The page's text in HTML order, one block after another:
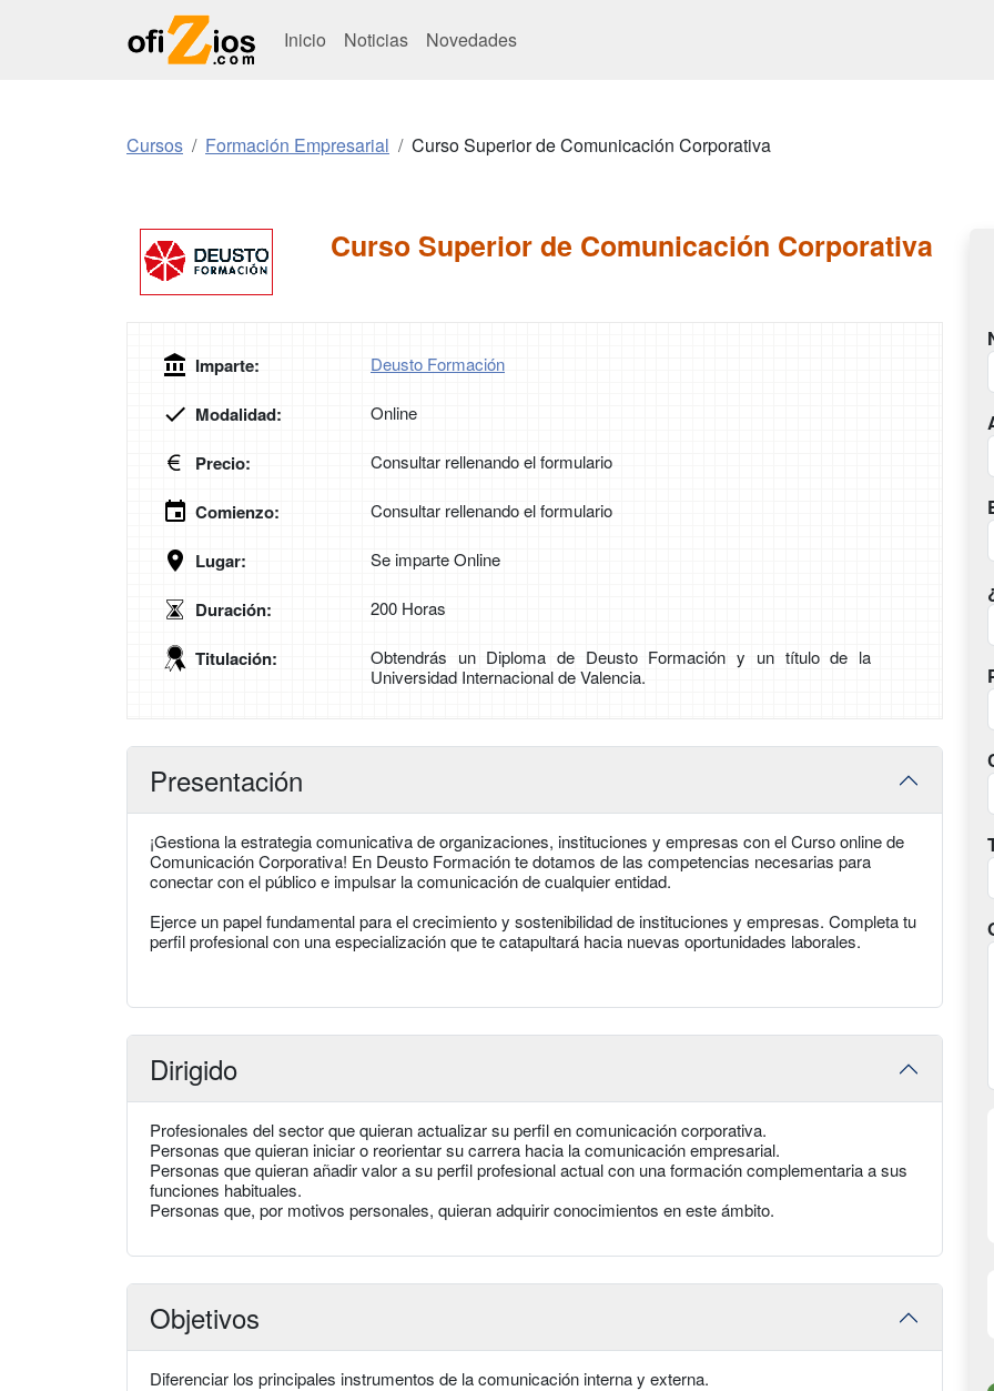
Inicio Noticias Novedades
Cursos Formación Empresarial Curso Superior de Comunicación Corporativa
Curso Superior de Comunicación Corporativa
Imparte: Deusto Formación
Modalidad: Online
Precio: Consultar rellenando el formulario
Comienzo: Consultar rellenando el formulario
Lugar: Se imparte Online
Duración: 200 Horas
Titulación:
Obtendrás un Diploma de Deusto Formación y un título de la
Universidad Internacional de Valencia.
Presentación
¡Gestiona la estrategia comunicativa de organizaciones, instituciones y empresas con el Curso online de
Comunicación Corporativa! En Deusto Formación te dotamos de las competencias necesarias para
conectar con el público e impulsar la comunicación de cualquier entidad.
Ejerce un papel fundamental para el crecimiento y sostenibilidad de instituciones y empresas. Completa tu
perfil profesional con una especialización que te catapultará hacia nuevas oportunidades laborales.
Dirigido
Profesionales del sector que quieran actualizar su perfil en comunicación corporativa.
Personas que quieran iniciar o reorientar su carrera hacia la comunicación empresarial.
Personas que quieran añadir valor a su perfil profesional actual con una formación complementaria a sus
funciones habituales.
Personas que, por motivos personales, quieran adquirir conocimientos en este ámbito.
Objetivos
Diferenciar los principales instrumentos de la comunicación interna y externa.